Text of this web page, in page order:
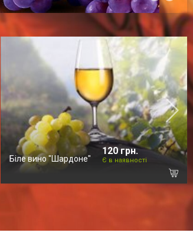
Біле вино "Шардоне"
120 грн.
Є в наявності